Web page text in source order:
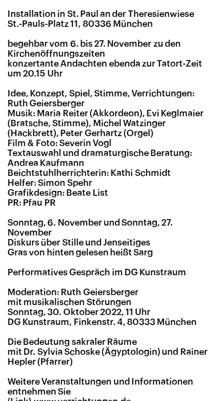
Installation in St. Paul an der Theresienwiese
St.-Pauls-Platz 11, 80336 München
begehbar vom 6. bis 27. November zu den
Kirchenöffnungszeiten
konzertante Andachten ebenda zur Tatort-Zeit
um 20.15 Uhr
Idee, Konzept, Spiel, Stimme, Verrichtungen:
Ruth Geiersberger
Musik: Maria Reiter (Akkordeon), Evi Keglmaier
(Bratsche, Stimme), Michel Watzinger
(Hackbrett), Peter Gerhartz (Orgel)
Film & Foto: Severin Vogl
Textauswahl und dramaturgische Beratung:
Andrea Kaufmann
Beichtstuhlherrichterin: Kathi Schmidt
Helfer: Simon Spehr
Grafikdesign: Beate List
PR: Pfau PR
Sonntag, 6. November und Sonntag, 27.
November
Diskurs über Stille und Jenseitiges
Gras von hinten gelesen heißt Sarg
Performatives Gespräch im DG Kunstraum
Moderation: Ruth Geiersberger
mit musikalischen Störungen
Sonntag, 30. Oktober 2022, 11 Uhr
DG Kunstraum, Finkenstr. 4, 80333 München
Die Bedeutung sakraler Räume
mit Dr. Sylvia Schoske (Ägyptologin) und Rainer
Hepler (Pfarrer)
Weitere Veranstaltungen und Informationen
entnehmen Sie